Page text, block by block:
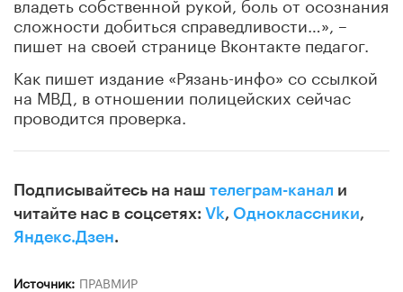
сложности добиться справедливости…», –
пишет на своей странице Вконтакте педагог.
Как пишет издание «Рязань-инфо» со ссылкой
на МВД, в отношении полицейских сейчас
проводится проверка.
Подписывайтесь на наш телеграм-канал и
читайте нас в соцсетях: Vk, Одноклассники,
Яндекс.Дзен.
Источник: ПРАВМИР